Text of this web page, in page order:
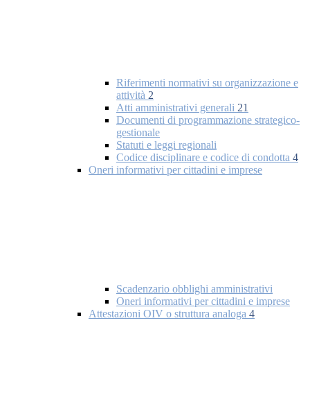
Riferimenti normativi su organizzazione e
attività 2
Atti amministrativi generali 21
Documenti di programmazione strategico-
gestionale
Statuti e leggi regionali
Codice disciplinare e codice di condotta 4
Oneri informativi per cittadini e imprese
Scadenzario obblighi amministrativi
Oneri informativi per cittadini e imprese
Attestazioni OIV o struttura analoga 4